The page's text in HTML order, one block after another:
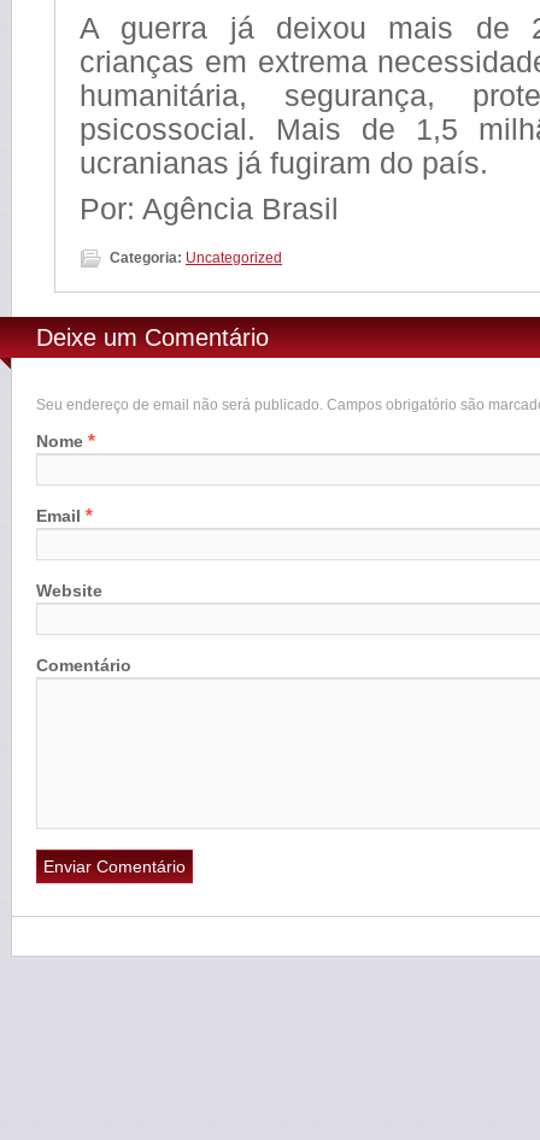
A guerra já deixou mais de
crianças em extrema
humanitária, segurança,
psicossocial. Mais de 1,5
ucranianas já fugiram do país.
Por: Agência Brasil
Categoria: Uncategorized
Deixe um Comentário
Seu endereço de email não será publicado. Campos obrigatório são
Nome *
Email *
Website
Comentário